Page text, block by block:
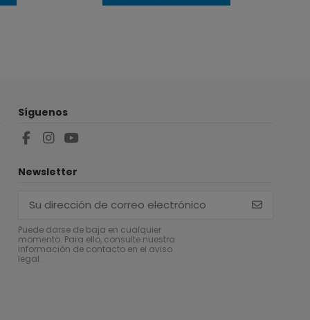
Síguenos
Newsletter
Puede darse de baja en cualquier
momento. Para ello, consulte nuestra
información de contacto en el aviso
legal.